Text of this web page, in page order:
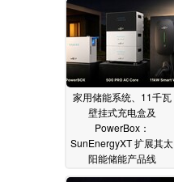
家用储能系统、11千瓦
壁挂式充电盒及
PowerBox：
SunEnergyXT 扩展其太
阳能储能产品线
06/18/2026